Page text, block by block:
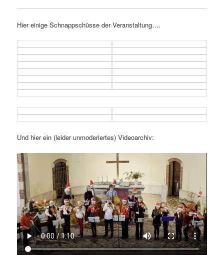
Hier einige Schnappschüsse der Veranstaltung….
Und hier ein (leider unmoderiertes) Videoarchiv: